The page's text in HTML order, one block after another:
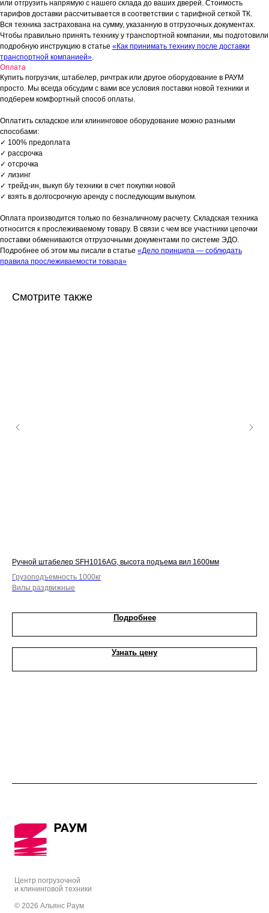
или отгрузить напрямую с нашего склада до ваших дверей. Стоимость
тарифов доставки рассчитывается в соответствии с тарифной сеткой ТК.
Вся техника застрахована на сумму, указанную в отгрузочных документах.
Чтобы правильно принять технику у транспортной компании, мы подготовили
подробную инструкцию в статье «Как принимать технику после доставки
транспортной компанией».
Оплата
Купить погрузчик, штабелер, ричтрак или другое оборудование в РАУМ
просто. Мы всегда обсудим с вами все условия поставки новой техники и
подберем комфортный способ оплаты.
Оплатить складское или клининговое оборудование можно разными
способами:
✓ 100% предоплата
✓ рассрочка
✓ отсрочка
✓ лизинг
✓ трейд-ин, выкуп б/у техники в счет покупки новой
✓ взять в долгосрочную аренду с последующим выкупом.
Оплата производится только по безналичному расчету. Складская техника
относится к прослеживаемому товару. В связи с чем все участники цепочки
поставки обмениваются отгрузочными документами по системе ЭДО.
Подробнее об этом мы писали в статье «Дело принципа — соблюдать
правила прослеживаемости товара»
Смотрите также
Ручной штабелер SFH1016AG, высота подъема вил 1600мм
Грузоподъемность 1000кг
Вилы раздвижные
Подробнее
Узнать цену
Центр погрузочной
и клининговой техники
© 2026 Альянс Раум